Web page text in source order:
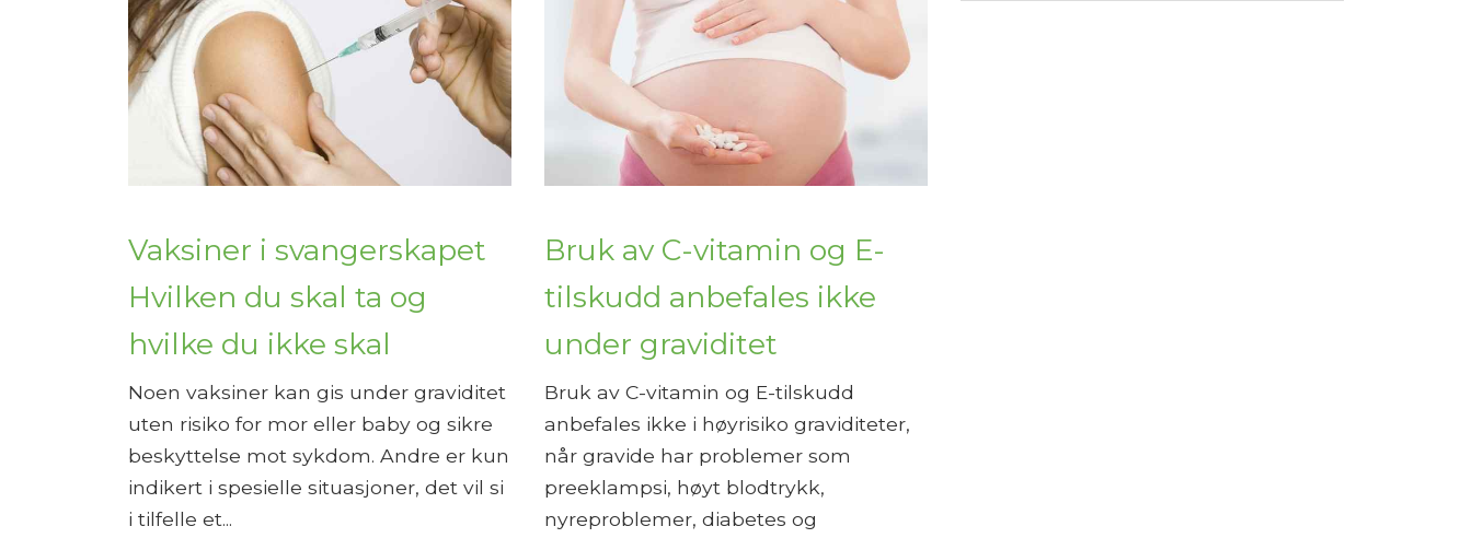
Vaksiner i svangerskapet
Hvilken du skal ta og
hvilke du ikke skal
Noen vaksiner kan gis under graviditet
uten risiko for mor eller baby og sikre
beskyttelse mot sykdom. Andre er kun
indikert i spesielle situasjoner, det vil si
i tilfelle et...
Bruk av C-vitamin og E-
tilskudd anbefales ikke
under graviditet
Bruk av C-vitamin og E-tilskudd
anbefales ikke i høyrisiko graviditeter,
når gravide har problemer som
preeklampsi, høyt blodtrykk,
nyreproblemer, diabetes og